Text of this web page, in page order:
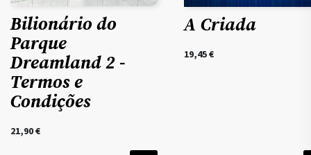
Bilionário do
Parque
Dreamland 2 -
Termos e
Condições
21,90€
A Criada
19,45€